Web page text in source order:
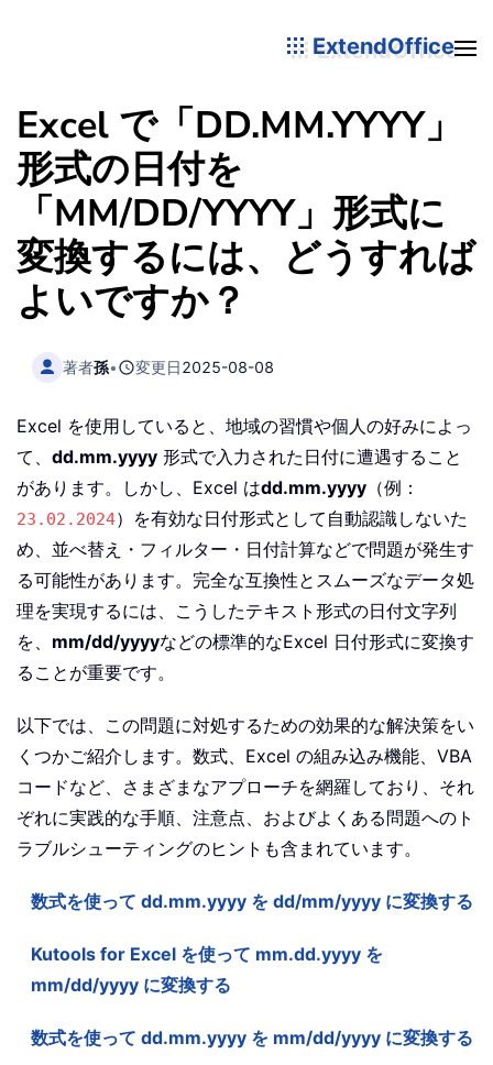
ExtendOffice
Excel で「DD.MM.YYYY」
形式の日付を
「MM/DD/YYYY」形式に
変換するには、どうすれば
よいですか？
著者孫• 変更日2025-08-08
Excel を使用していると、地域の習慣や個人の好みによっ
て、 dd.mm.yyyy 形式で入力された日付に遭遇すること
があります。しかし、Excel はdd.mm.yyyy （例：
23.02.2024）を有効な日付形式として自動認識しないた
め、並べ替え・フィルター・日付計算などで問題が発生す
る可能性があります。完全な互換性とスムーズなデータ処
理を実現するには、こうしたテキスト形式の日付文字列
を、 mm/dd/yyyyなどの標準的なExcel 日付形式に変換す
ることが重要です。
以下では、この問題に対処するための効果的な解決策をい
くつかご紹介します。数式、Excel の組み込み機能、VBA
コードなど、さまざまなアプローチを網羅しており、それ
ぞれに実践的な手順、注意点、およびよくある問題へのト
ラブルシューティングのヒントも含まれています。
数式を使って dd.mm.yyyy を dd/mm/yyyy に変換する
Kutools for Excel を使って mm.dd.yyyy を
mm/dd/yyyy に変換する
数式を使って dd.mm.yyyy を mm/dd/yyyy に変換する